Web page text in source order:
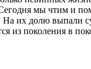
мы чтим и
их долю выпали
из поколения в